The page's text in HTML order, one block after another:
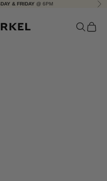
& FRIDAY @ 6PM
Search
Cart